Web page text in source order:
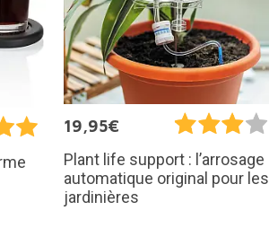
19,95€
Plant life support : l’arrosage
automatique original pour les
jardinières